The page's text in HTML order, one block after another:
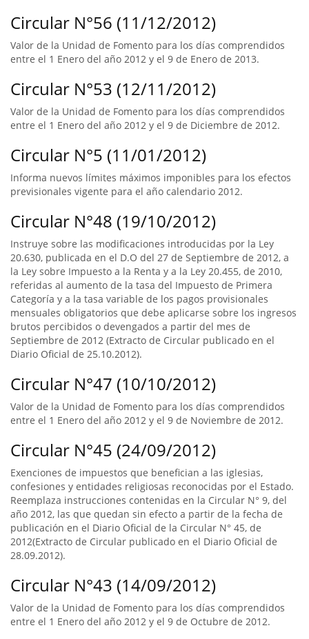
Circular N°56 (11/12/2012)
Valor de la Unidad de Fomento para los días comprendidos
entre el 1 Enero del año 2012 y el 9 de Enero de 2013.
Circular N°53 (12/11/2012)
Valor de la Unidad de Fomento para los días comprendidos
entre el 1 Enero del año 2012 y el 9 de Diciembre de 2012.
Circular N°5 (11/01/2012)
Informa nuevos límites máximos imponibles para los efectos
previsionales vigente para el año calendario 2012.
Circular N°48 (19/10/2012)
Instruye sobre las modificaciones introducidas por la Ley
20.630, publicada en el D.O del 27 de Septiembre de 2012, a
la Ley sobre Impuesto a la Renta y a la Ley 20.455, de 2010,
referidas al aumento de la tasa del Impuesto de Primera
Categoría y a la tasa variable de los pagos provisionales
mensuales obligatorios que debe aplicarse sobre los ingresos
brutos percibidos o devengados a partir del mes de
Septiembre de 2012 (Extracto de Circular publicado en el
Diario Oficial de 25.10.2012).
Circular N°47 (10/10/2012)
Valor de la Unidad de Fomento para los días comprendidos
entre el 1 Enero del año 2012 y el 9 de Noviembre de 2012.
Circular N°45 (24/09/2012)
Exenciones de impuestos que benefician a las iglesias,
confesiones y entidades religiosas reconocidas por el Estado.
Reemplaza instrucciones contenidas en la Circular N° 9, del
año 2012, las que quedan sin efecto a partir de la fecha de
publicación en el Diario Oficial de la Circular N° 45, de
2012(Extracto de Circular publicado en el Diario Oficial de
28.09.2012).
Circular N°43 (14/09/2012)
Valor de la Unidad de Fomento para los días comprendidos
entre el 1 Enero del año 2012 y el 9 de Octubre de 2012.